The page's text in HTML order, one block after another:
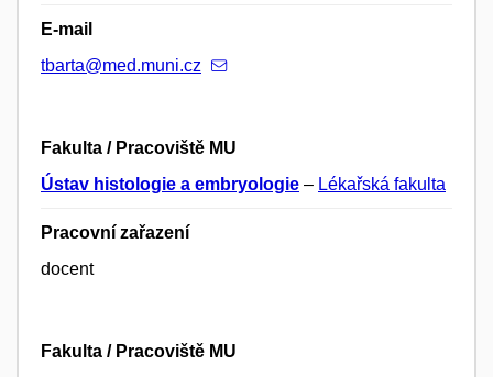
E-mail
tbarta@med.muni.cz
Fakulta / Pracoviště MU
Ústav histologie a embryologie – Lékařská fakulta
Pracovní zařazení
docent
Fakulta / Pracoviště MU